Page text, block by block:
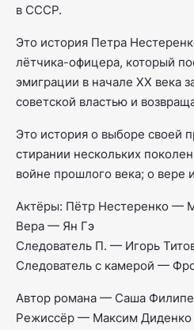
в СССР.
Это история Петра
лётчика-офицера, который
эмиграции в начале XX века
советской властью и
Это история о выборе своей
стирании нескольких
войне прошлого века; о вере
Актёры: Пётр Нестеренко —
Вера — Ян Гэ
Следователь П. — Игорь
Следователь с камерой —
Автор романа — Саша
Режиссёр — Максим Диденко